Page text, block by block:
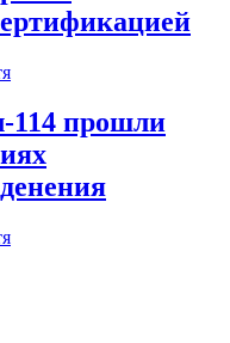
114 прошли